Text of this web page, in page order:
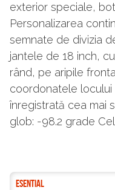
exterior speciale,
Personalizarea
semnate de divizia
jantele de 18 inch,
rând, pe aripile
coordonatele
înregistrată cea mai
glob: -98.2 grade
ESENTIAL